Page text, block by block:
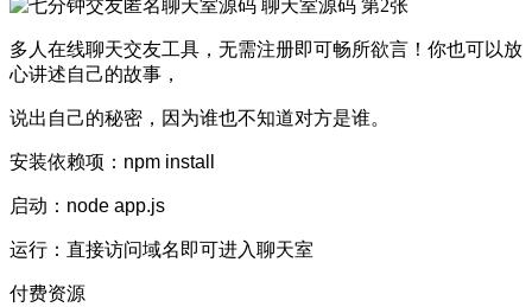
多人在线聊天交友工具，无需注册即可畅所欲言！你也可以放
心讲述自己的故事，
说出自己的秘密，因为谁也不知道对方是谁。
安装依赖项：npm install
启动：node app.js
运行：直接访问域名即可进入聊天室
付费资源